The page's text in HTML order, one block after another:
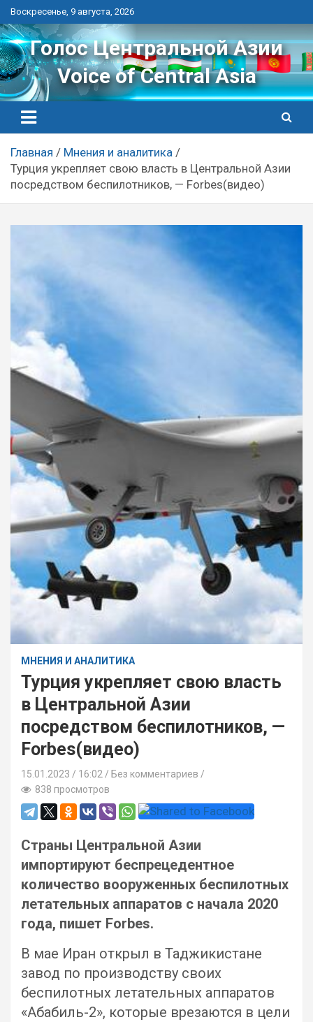
Перейти
к
контенту
Воскресенье, 9 августа, 2026
Голос Центральной Азии
Voice of Central Asia
Главная
Мнения и аналитика
Турция укрепляет свою власть в Центральной Азии
посредством беспилотников, — Forbes(видео)
МНЕНИЯ И АНАЛИТИКА
Турция укрепляет свою власть
в Центральной Азии
посредством беспилотников, —
Forbes(видео)
15.01.2023 16:02 / Без комментариев
838 просмотров
Страны Центральной Азии
импортируют беспрецедентное
количество вооруженных беспилотных
летательных аппаратов с начала 2020
года, пишет Forbes.
В мае Иран открыл в Таджикистане
завод по производству своих
беспилотных летательных аппаратов
«Абабиль-2», которые врезаются в цели